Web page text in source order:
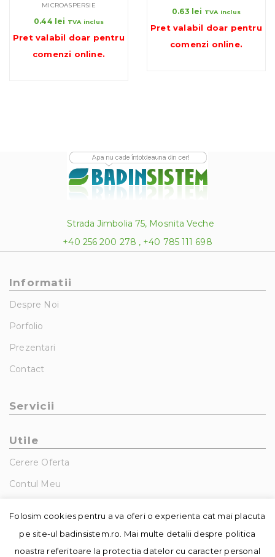
MICROASPERSIE
0.44 lei TVA inclus
Pret valabil doar pentru
comenzi online.
0.63 lei TVA inclus
Pret valabil doar pentru
comenzi online.
Strada Jimbolia 75, Mosnita Veche
+40 256 200 278 , +40 785 111 698
Informatii
Despre Noi
Porfolio
Prezentari
Contact
Servicii
Utile
Cerere Oferta
Contul Meu
Folosim cookies pentru a va oferi o experienta cat mai placuta
pe site-ul badinsistem.ro. Mai multe detalii despre politica
noastra referitoare la protectia datelor cu caracter personal